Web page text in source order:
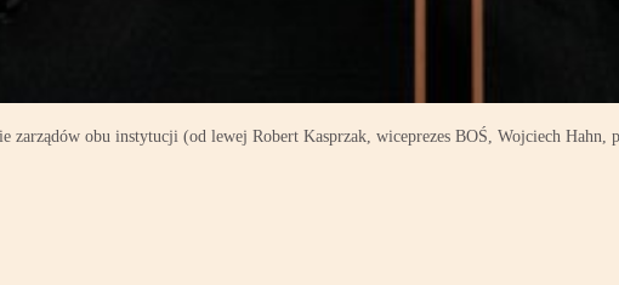
obu instytucji (od lewej Robert Kasprzak, wiceprezes BOŚ, Wojciech Hahn,